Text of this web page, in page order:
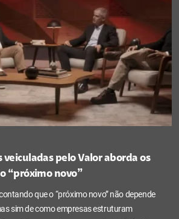
veiculadas pelo Valor aborda os
“próximo novo”
que o “próximo novo” não depende
sim de como empresas estruturam